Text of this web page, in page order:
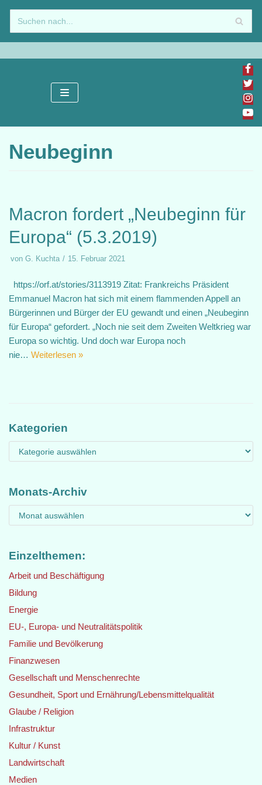
Zum
Inhalt
springen
Neubeginn
Macron fordert „Neubeginn für
Europa“ (5.3.2019)
von G. Kuchta 15. Februar 2021
https://orf.at/stories/3113919 Zitat: Frankreichs Präsident
Emmanuel Macron hat sich mit einem flammenden Appell an
Bürgerinnen und Bürger der EU gewandt und einen „Neubeginn
für Europa“ gefordert. „Noch nie seit dem Zweiten Weltkrieg war
Europa so wichtig. Und doch war Europa noch
nie… Weiterlesen »
Kategorien
Monats-Archiv
Einzelthemen:
Arbeit und Beschäftigung
Bildung
Energie
EU-, Europa- und Neutralitätspolitik
Familie und Bevölkerung
Finanzwesen
Gesellschaft und Menschenrechte
Gesundheit, Sport und Ernährung/Lebensmittelqualität
Glaube / Religion
Infrastruktur
Kultur / Kunst
Landwirtschaft
Medien